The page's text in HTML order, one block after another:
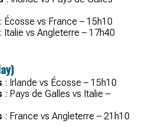
: Écosse vs France – 15h10
: Italie vs Angleterre – 17h40
: Irlande vs Écosse – 15h10
: Pays de Galles vs Italie –
: France vs Angleterre – 21h10